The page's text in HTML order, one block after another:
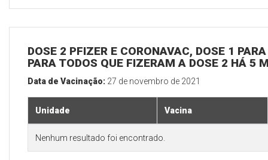
DOSE 2 PFIZER E CORONAVAC, DOSE 1
PARA TODOS QUE FIZERAM A DOSE 2 HÁ 5
Data de Vacinação: 27 de novembro de 2021
Unidade Vacina
Nenhum resultado foi encontrado.